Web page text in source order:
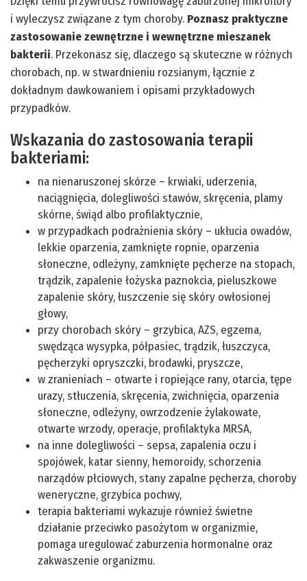
i wyleczysz związane z tym choroby. Poznasz praktyczne
zastosowanie zewnętrzne i wewnętrzne mieszanek
bakterii. Przekonasz się, dlaczego są skuteczne w różnych
chorobach, np. w stwardnieniu rozsianym, łącznie z
dokładnym dawkowaniem i opisami przykładowych
przypadków.
Wskazania do zastosowania terapii
bakteriami:
na nienaruszonej skórze – krwiaki, uderzenia,
naciągnięcia, dolegliwości stawów, skręcenia, plamy
skórne, świąd albo profilaktycznie,
w przypadkach podrażnienia skóry – ukłucia owadów,
lekkie oparzenia, zamknięte ropnie, oparzenia
słoneczne, odleżyny, zamknięte pęcherze na stopach,
trądzik, zapalenie łożyska paznokcia, pieluszkowe
zapalenie skóry, łuszczenie się skóry owłosionej
głowy,
przy chorobach skóry – grzybica, AZS, egzema,
swędząca wysypka, półpasiec, trądzik, łuszczyca,
pęcherzyki opryszczki, brodawki, pryszcze,
w zranieniach – otwarte i ropiejące rany, otarcia, tępe
urazy, stłuczenia, skręcenia, zwichnięcia, oparzenia
słoneczne, odleżyny, owrzodzenie żylakowate,
otwarte wrzody, operacje, profilaktyka MRSA,
na inne dolegliwości – sepsa, zapalenia oczu i
spojówek, katar sienny, hemoroidy, schorzenia
narządów płciowych, stany zapalne pęcherza, choroby
weneryczne, grzybica pochwy,
terapia bakteriami wykazuje również świetne
działanie przeciwko pasożytom w organizmie,
pomaga uregulować zaburzenia hormonalne oraz
zakwaszenie organizmu.